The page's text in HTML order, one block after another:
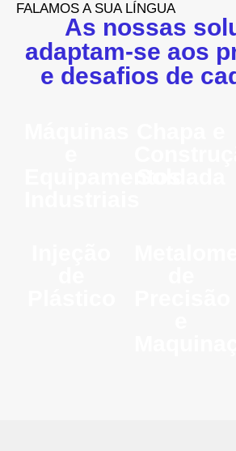
FALAMOS A SUA LÍNGUA
As nossas
adaptam-se aos
e desafios de